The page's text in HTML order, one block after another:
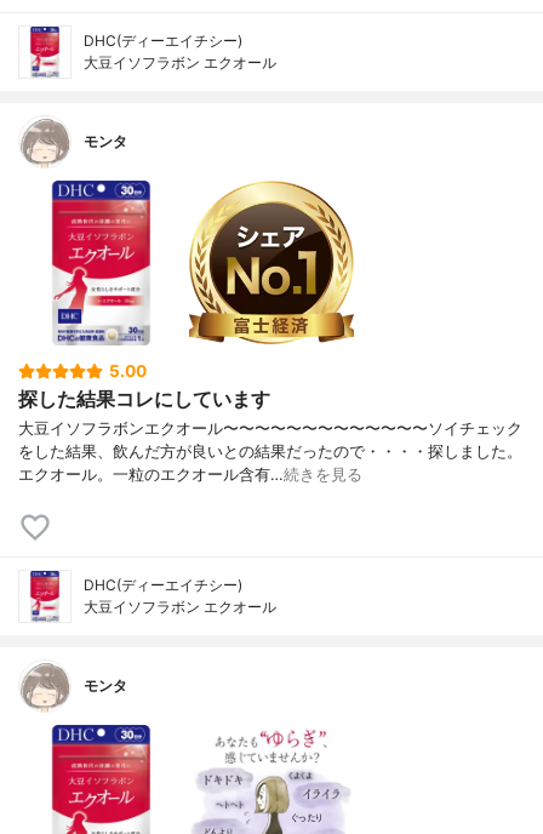
DHC(ディーエイチシー)
大豆イソフラボン エクオール
モンタ
5.00
探した結果コレにしています
大豆イソフラボンエクオール〜〜〜〜〜〜〜〜〜〜〜〜〜ソイチェック
をした結果、飲んだ方が良いとの結果だったので・・・・探しました。
エクオール。一粒のエクオール含有…続きを見る
DHC(ディーエイチシー)
大豆イソフラボン エクオール
モンタ